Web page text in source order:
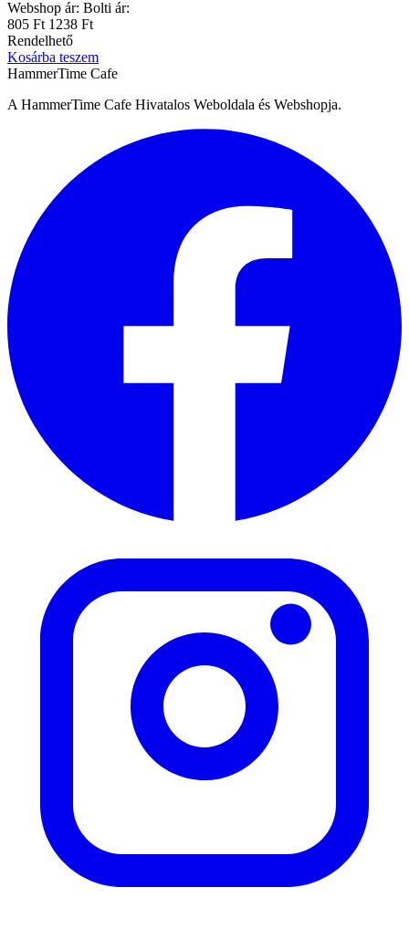
Webshop ár: Bolti ár:
805 Ft 1238 Ft
Rendelhető
Kosárba teszem
HammerTime Cafe
A HammerTime Cafe Hivatalos Weboldala és Webshopja.